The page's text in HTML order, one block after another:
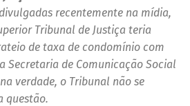
recentemente na mídia,
Tribunal de Justiça teria
de taxa de condomínio com
Secretaria de Comunicação Social
verdade, o Tribunal não se
questão.